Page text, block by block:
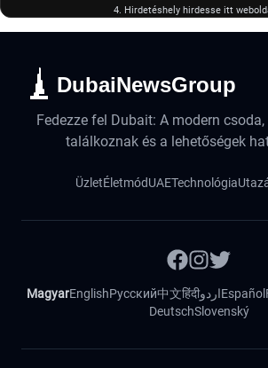
4. Hirdetéshely hirdesse itt
DubaiNewsGroup
Fedezze fel Dubait: A modern
találkoznak és a lehetőségek
ÜzletÉletmódUAETechnológia
MagyarEnglishРусский中文हिंदीاردوEspañol
DeutschSlovenský